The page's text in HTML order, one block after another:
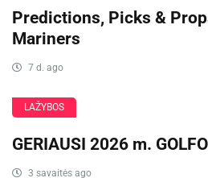
Predictions, Picks &
Mariners
7 d. ago
LAŽYBOS
GERIAUSI 2026 m.
3 savaitės ago